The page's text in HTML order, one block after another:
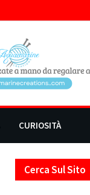
CURIOSITÀ
Cerca Sul Sito